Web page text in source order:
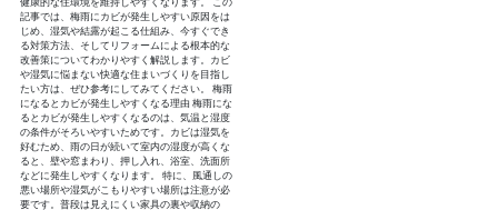
記事では、梅雨にカビが発生しやすい原因をは
じめ、湿気や結露が起こる仕組み、今すぐでき
る対策方法、そしてリフォームによる根本的な
改善策についてわかりやすく解説します。カビ
や湿気に悩まない快適な住まいづくりを目指し
たい方は、ぜひ参考にしてみてください。 梅雨
になるとカビが発生しやすくなる理由 梅雨にな
るとカビが発生しやすくなるのは、気温と湿度
の条件がそろいやすいためです。カビは湿気を
好むため、雨の日が続いて室内の湿度が高くな
ると、壁や窓まわり、押し入れ、浴室、洗面所
などに発生しやすくなります。 特に、風通しの
悪い場所や湿気がこもりやすい場所は注意が必
要です。普段は見えにくい家具の裏や収納の